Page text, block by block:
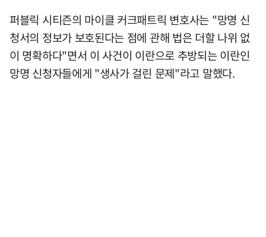
퍼블릭 시티즌의 마이클 커크패트릭 변호사는 "망명 신
청서의 정보가 보호된다는 점에 관해 법은 더할 나위 없
이 명확하다"면서 이 사건이 이란으로 추방되는 이란인
망명 신청자들에게 "생사가 걸린 문제"라고 말했다.